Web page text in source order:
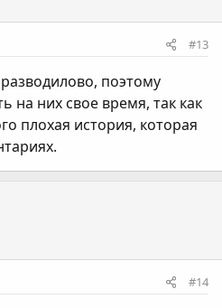
#13
поэтому
на них свое время, так как
плохая история, которая
#14